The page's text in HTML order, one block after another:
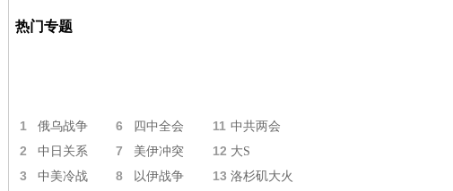
热门专题
1 俄乌战争 6 四中全会 11 中共两会
2 中日关系 7 美伊冲突 12 大S
3 中美冷战 8 以伊战争 13 洛杉矶大火